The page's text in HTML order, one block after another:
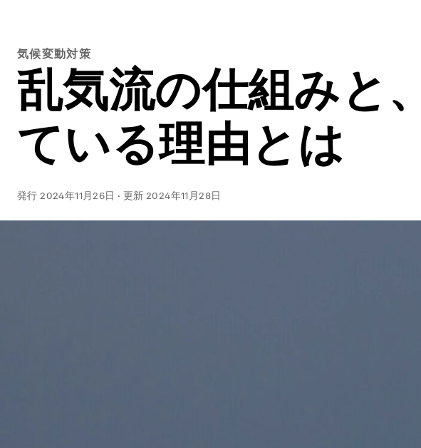
気候変動対策
乱気流の仕組みと
ている理由とは
発行2024年11月26日 · 更新2024年11月28日